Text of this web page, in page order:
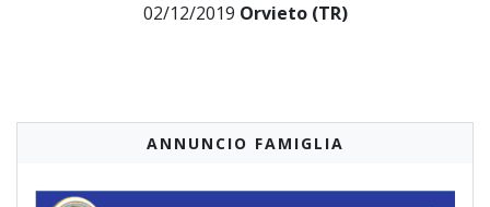
02/12/2019 Orvieto (TR)
ANNUNCIO FAMIGLIA